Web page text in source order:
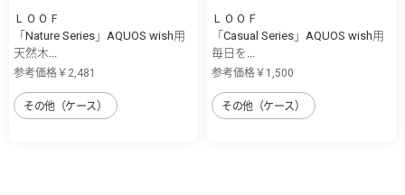
ＬＯＯＦ
「Nature Series」AQUOS wish用
天然木...
参考価格￥2,481
その他（ケース）
ＬＯＯＦ
「Casual Series」AQUOS wish用
毎日を...
参考価格￥1,500
その他（ケース）